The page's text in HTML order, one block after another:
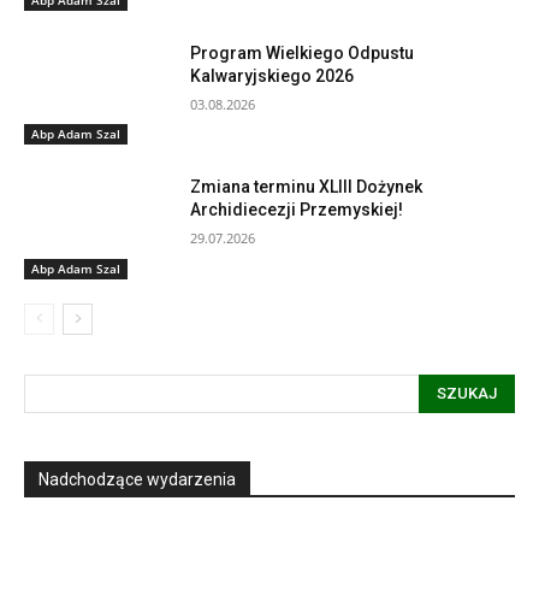
Abp Adam Szal
Program Wielkiego Odpustu
Kalwaryjskiego 2026
03.08.2026
Abp Adam Szal
Zmiana terminu XLIII Dożynek
Archidiecezji Przemyskiej!
29.07.2026
SZUKAJ
Nadchodzące wydarzenia